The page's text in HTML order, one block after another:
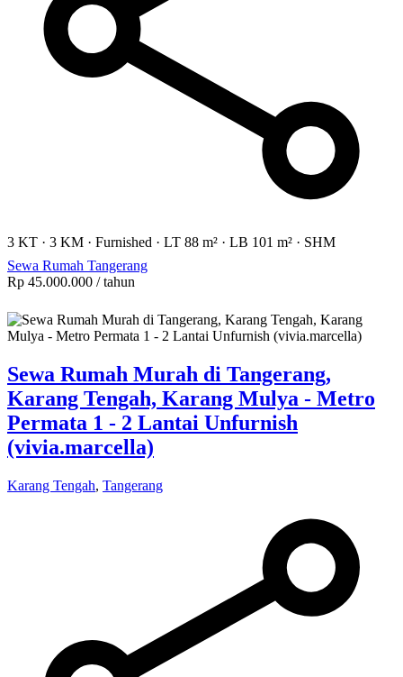
3 KT · 3 KM · Furnished · LT 88 m² · LB 101 m² · SHM
Sewa Rumah Tangerang
Rp 45.000.000 / tahun
Sewa Rumah Murah di Tangerang,
Karang Tengah, Karang Mulya - Metro
Permata 1 - 2 Lantai Unfurnish
(vivia.marcella)
Karang Tengah, Tangerang